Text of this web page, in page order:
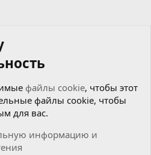
файлы cookie, чтобы этот
файлы cookie, чтобы
для вас.
информацию и